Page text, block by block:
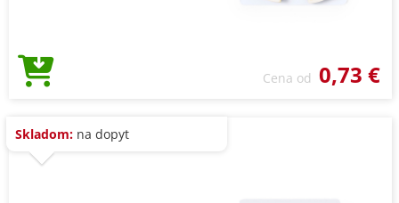
Cena od 0,73 €
Skladom: na dopyt